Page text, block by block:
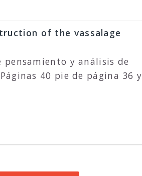
of the vassalage
pensamiento y análisis de
40 pie de página 36 y